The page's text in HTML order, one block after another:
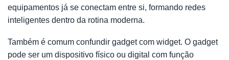
equipamentos já se conectam entre si, formando redes
inteligentes dentro da rotina moderna.
Também é comum confundir gadget com widget. O gadget
pode ser um dispositivo físico ou digital com função